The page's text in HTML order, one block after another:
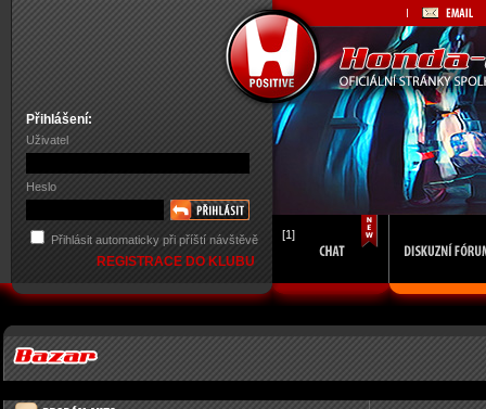
Přihlášení:
Uživatel
Heslo
Přihlásit automaticky při příští návštěvě
REGISTRACE DO KLUBU
[1]